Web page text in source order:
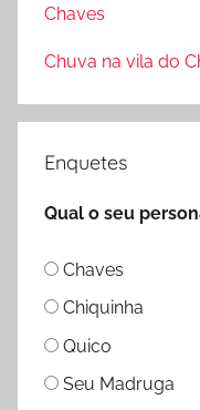
:Chaves
Chuva na vila do
Enquetes
Qual o seu
Chaves
Chiquinha
Quico
Seu Madruga